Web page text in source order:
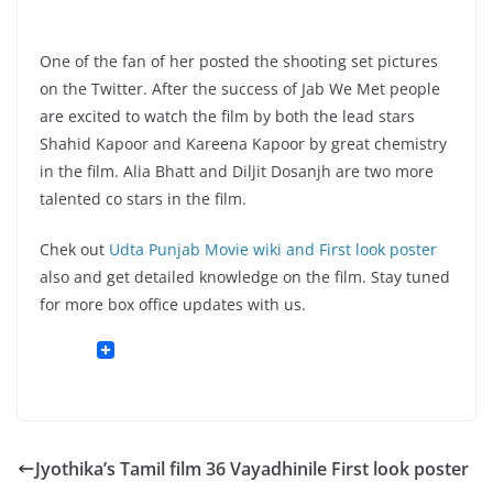
One of the fan of her posted the shooting set pictures
on the Twitter. After the success of Jab We Met people
are excited to watch the film by both the lead stars
Shahid Kapoor and Kareena Kapoor by great chemistry
in the film. Alia Bhatt and Diljit Dosanjh are two more
talented co stars in the film.
Chek out Udta Punjab Movie wiki and First look poster
also and get detailed knowledge on the film. Stay tuned
for more box office updates with us.
Jyothika’s Tamil film 36 Vayadhinile First look poster